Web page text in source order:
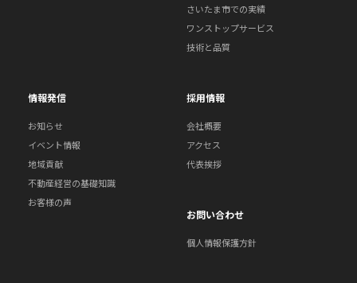
さいたま市での実績
ワンストップサービス
技術と品質
情報発信
お知らせ
イベント情報
地域貢献
不動産経営の基礎知識
お客様の声
採用情報
会社概要
アクセス
代表挨拶
お問い合わせ
個人情報保護方針